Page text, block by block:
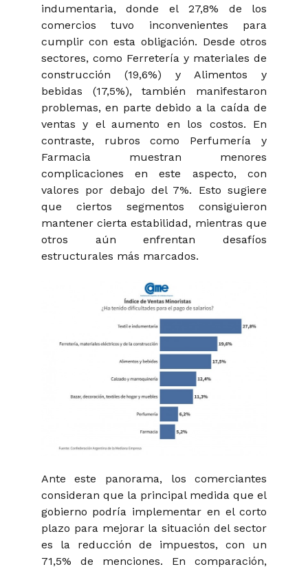
indumentaria, donde el 27,8% de los
comercios tuvo inconvenientes para
cumplir con esta obligación. Desde otros
sectores, como Ferretería y materiales de
construcción (19,6%) y Alimentos y
bebidas (17,5%), también manifestaron
problemas, en parte debido a la caída de
ventas y el aumento en los costos. En
contraste, rubros como Perfumería y
Farmacia muestran menores
complicaciones en este aspecto, con
valores por debajo del 7%. Esto sugiere
que ciertos segmentos consiguieron
mantener cierta estabilidad, mientras que
otros aún enfrentan desafíos
estructurales más marcados.
Ante este panorama, los comerciantes
consideran que la principal medida que el
gobierno podría implementar en el corto
plazo para mejorar la situación del sector
es la reducción de impuestos, con un
71,5% de menciones. En comparación,